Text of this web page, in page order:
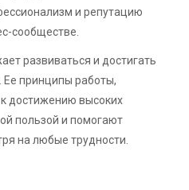
и репутацию
сообществе.
развиваться и достигать
Ее принципы работы,
достижению высоких
пользой и помогают
на любые трудности.